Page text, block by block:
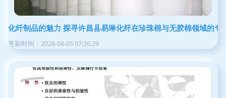
化纤制品的魅力 探寻许昌县易琳化纤在珍珠棉与无胶棉领域的专
更新时间：2026-08-05 07:26:29